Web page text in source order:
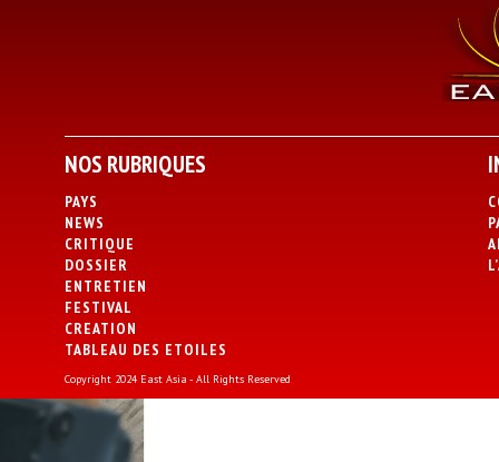
NOS RUBRIQUES
PAYS
NEWS
CRITIQUE
DOSSIER
ENTRETIEN
FESTIVAL
CREATION
TABLEAU DES ETOILES
Copyright 2024 East Asia - All Rights Reserved